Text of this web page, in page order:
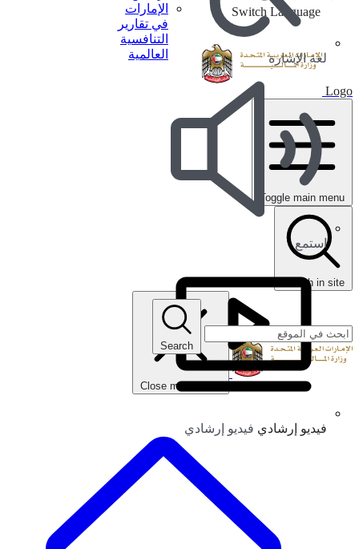
الإمارات
في تقارير
التنافسية
العالمية
لغة الإشارة
استمع
فيديو إرشادي فيديو إرشادي
Switch Language
Logo
Toggle main menu
search in site
Close main menu
Search